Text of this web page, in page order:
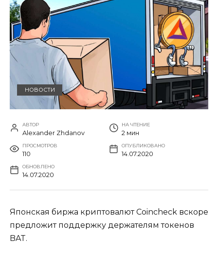
НОВОСТИ
АВТОР
Alexander Zhdanov
НА ЧТЕНИЕ
2 мин
ПРОСМОТРОВ
110
ОПУБЛИКОВАНО
14.07.2020
ОБНОВЛЕНО
14.07.2020
Японская биржа криптовалют Coincheck вскоре
предложит поддержку держателям токенов
BAT.